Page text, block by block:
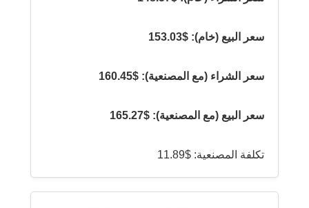
سعر البيع (خام): $153.03
سعر الشراء (مع المصنعية): $160.45
سعر البيع (مع المصنعية): $165.27
تكلفة المصنعية: $11.89